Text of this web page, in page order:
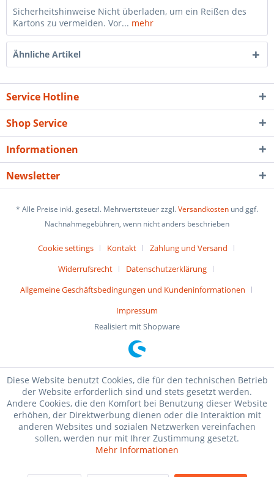
Sicherheitshinweise Nicht überladen, um ein Reißen des
Kartons zu vermeiden. Vor... mehr
Ähnliche Artikel
Service Hotline
Shop Service
Informationen
Newsletter
* Alle Preise inkl. gesetzl. Mehrwertsteuer zzgl.Versandkosten und ggf.
Nachnahmegebühren, wenn nicht anders beschrieben
Cookie settings Kontakt
Zahlung und Versand
Widerrufsrecht
Datenschutzerklärung
Allgemeine Geschäftsbedingungen und Kundeninformationen
Impressum
Realisiert mit Shopware
Diese Website benutzt Cookies, die für den technischen Betrieb
der Website erforderlich sind und stets gesetzt werden.
Andere Cookies, die den Komfort bei Benutzung dieser Website
erhöhen, der Direktwerbung dienen oder die Interaktion mit
anderen Websites und sozialen Netzwerken vereinfachen
sollen, werden nur mit Ihrer Zustimmung gesetzt.
Mehr Informationen